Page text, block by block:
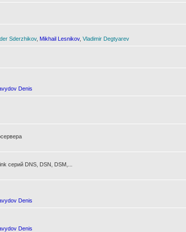
Sderzhikov, Mikhail Lesnikov, Vladimir Degtyarev
Denis
серий DNS, DSN, DSM,...
Denis
Denis